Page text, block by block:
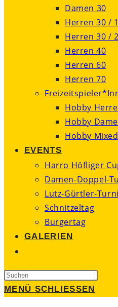
Damen 30
Herren 30 / 1
Herren 30 / 2
Herren 40
Herren 60
Herren 70
Hobby
Hobby
Hobby Mixed
EVENTS
Harro Höfliger
Damen-Doppel-
Lutz-Gürtler-
Schnitzeltag
Burgertag
GALERIEN
UMSCHALTEN
Press
MENÜ SCHLIESSEN